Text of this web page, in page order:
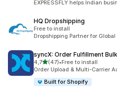
EXPRESSFLY helps Indian
HQ Dropshipping
Free to install
Dropshipping Partner for
syncX: Order Fulfillment Bulk
4,7de 5 estrelas
(47)
47 total de avaliações
•Free to install
Order Upload & Multi-Carrier
Built for Shopify